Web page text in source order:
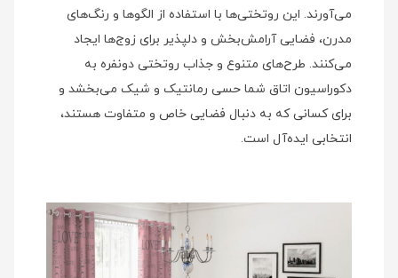
می‌آورند. این روتختی‌ها با استفاده از الگوها و رنگ‌های
مدرن، فضایی آرامش‌بخش و دلپذیر برای زوج‌ها ایجاد
می‌کنند. طرح‌های متنوع و جذاب روتختی دونفره به
دکوراسیون اتاق شما حسی رمانتیک و شیک می‌بخشد و
برای کسانی که به دنبال فضایی خاص و متفاوت هستند،
انتخابی ایده‌آل است.